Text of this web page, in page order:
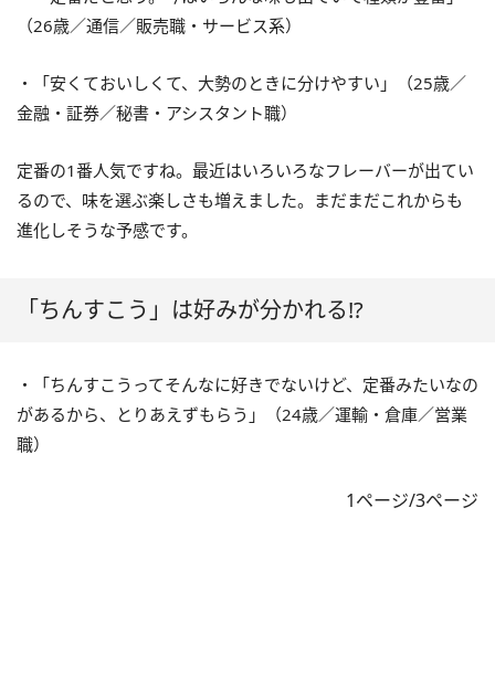
（26歳／通信／販売職・サービス系）
・「安くておいしくて、大勢のときに分けやすい」（25歳／
金融・証券／秘書・アシスタント職）
定番の1番人気ですね。最近はいろいろなフレーバーが出てい
るので、味を選ぶ楽しさも増えました。まだまだこれからも
進化しそうな予感です。
「ちんすこう」は好みが分かれる!?
・「ちんすこうってそんなに好きでないけど、定番みたいなの
があるから、とりあえずもらう」（24歳／運輸・倉庫／営業
職）
1ページ/3ページ